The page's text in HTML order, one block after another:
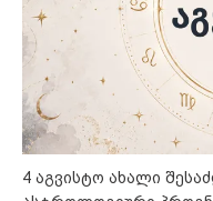
4 აგვისტო ახალი